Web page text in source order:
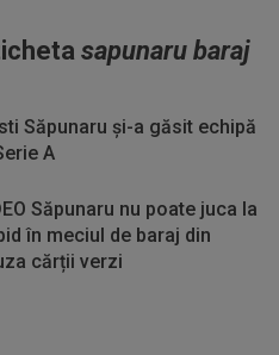
sapunaru baraj
Săpunaru și-a găsit echipă
A
Săpunaru nu poate juca la
în meciul de baraj din
cărții verzi